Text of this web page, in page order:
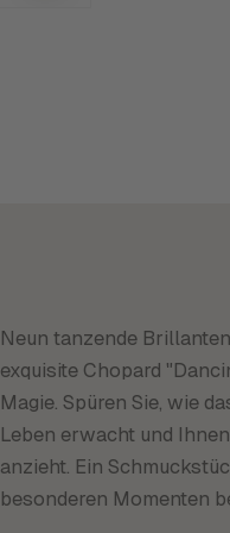
Neun tanzende
exquisite Chopard
Magie. Spüren Sie, wie
Leben erwacht und
anzieht. Ein
besonderen Momenten